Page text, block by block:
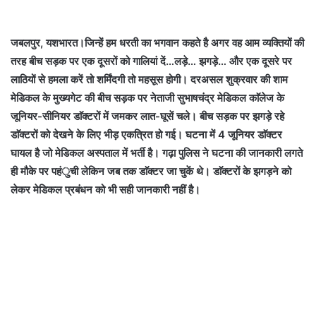
जबलपुर, यशभारत।जिन्हें हम धरती का भगवान कहते है अगर वह आम व्यक्तियों की
तरह बीच सड़क पर एक दूसरों को गालियां दें…लड़े… झगड़े… और एक दूसरे पर
लाठियों से हमला करें तो शर्मिंदगी तो महसूस होगी। दरअसल शुक्रवार की शाम
मेडिकल के मुख्यगेट की बीच सड़क पर नेताजी सुभाषचंद्र मेडिकल काॅलेज के
जूनियर-सीनियर डाॅक्टरों में जमकर लात-घूसें चले। बीच सड़क पर झगड़े रहे
डाॅक्टरों को देखने के लिए भीड़ एकत्रित हो गई। घटना में 4 जूनियर डाॅक्टर
घायल है जो मेडिकल अस्पताल में भर्ती है। गढ़ा पुलिस ने घटना की जानकारी लगते
ही मौके पर पहंुची लेकिन जब तक डाॅक्टर जा चुकें थे। डाॅक्टरों के झगड़ने को
लेकर मेडिकल प्रबंधन को भी सही जानकारी नहीं है।